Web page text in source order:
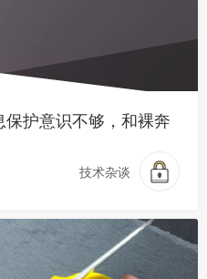
护意识不够，和裸奔
技术杂谈